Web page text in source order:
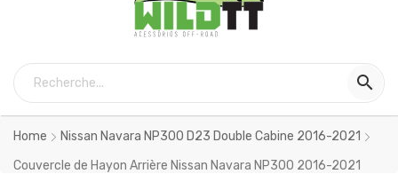

Home
Nissan Navara NP300 D23 Double Cabine 2016-2021
Couvercle de Hayon Arrière Nissan Navara NP300 2016-2021